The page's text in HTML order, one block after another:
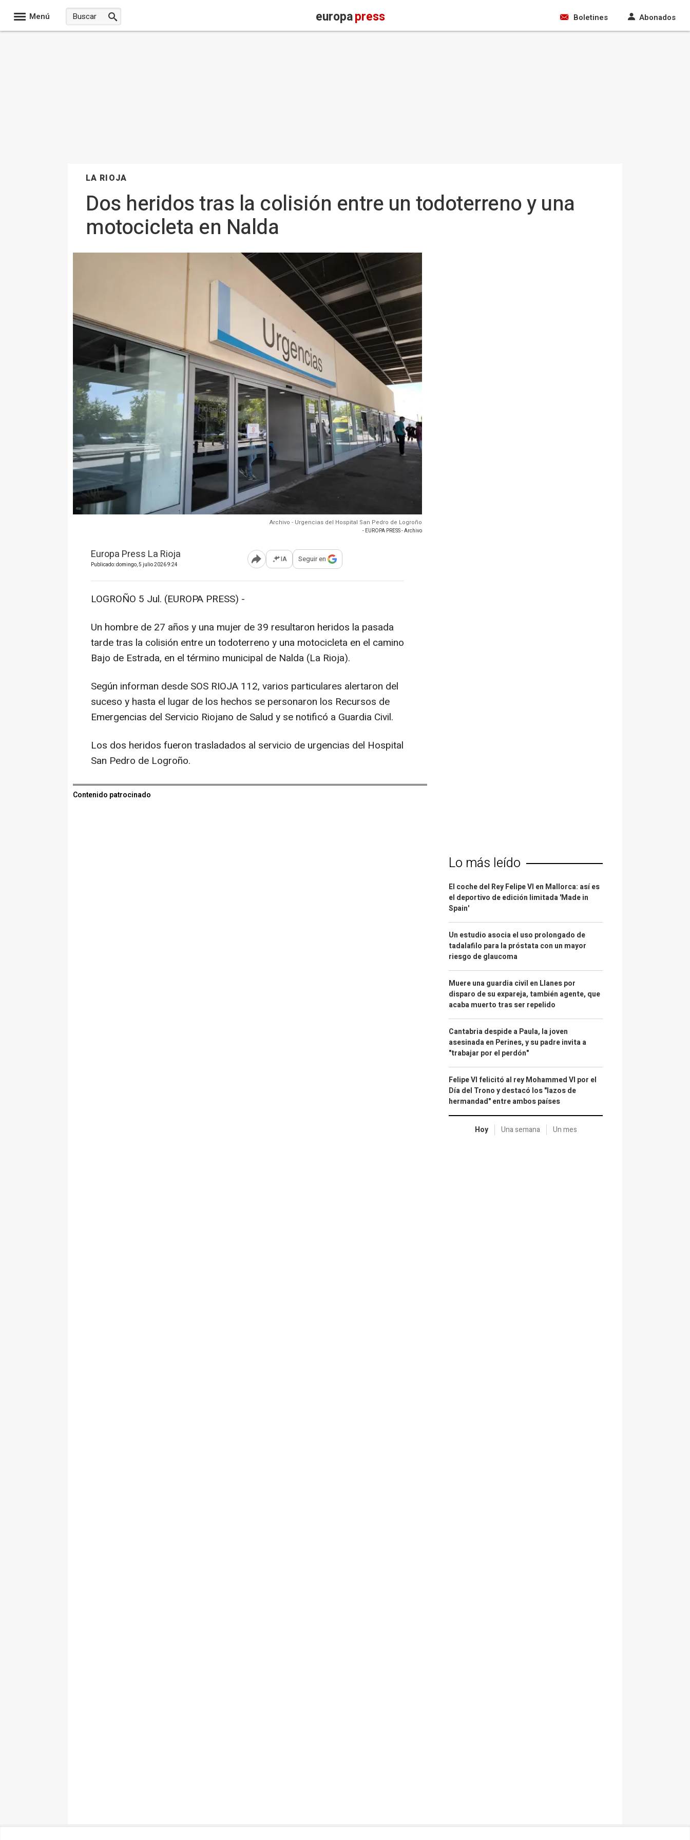
Menú europapress Boletines Abonados
LA RIOJA
Dos heridos tras la colisión entre un todoterreno y una
motocicleta en Nalda
Archivo - Urgencias del Hospital San Pedro de Logroño
- EUROPA PRESS - Archivo
Europa Press La Rioja
Publicado: domingo, 5 julio 2026 9:24 Abrir opciones para compartir
IA Seguir en
LOGROÑO 5 Jul. (EUROPA PRESS) -
Un hombre de 27 años y una mujer de 39 resultaron heridos la pasada
tarde tras la colisión entre un todoterreno y una motocicleta en el camino
Bajo de Estrada, en el término municipal de Nalda (La Rioja).
Según informan desde SOS RIOJA 112, varios particulares alertaron del
suceso y hasta el lugar de los hechos se personaron los Recursos de
Emergencias del Servicio Riojano de Salud y se notificó a Guardia Civil.
Los dos heridos fueron trasladados al servicio de urgencias del Hospital
San Pedro de Logroño.
Contenido patrocinado
Lo más leído
El coche del Rey Felipe VI en Mallorca: así es
el deportivo de edición limitada 'Made in
Spain'
Un estudio asocia el uso prolongado de
tadalafilo para la próstata con un mayor
riesgo de glaucoma
Muere una guardia civil en Llanes por
disparo de su expareja, también agente, que
acaba muerto tras ser repelido
Cantabria despide a Paula, la joven
asesinada en Perines, y su padre invita a
"trabajar por el perdón"
Felipe VI felicitó al rey Mohammed VI por el
Día del Trono y destacó los "lazos de
hermandad" entre ambos países
Hoy Una semana Un mes